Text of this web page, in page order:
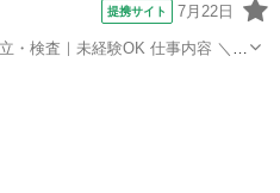
提携サイト 7月22日
未経験OK 仕事内容 ＼半